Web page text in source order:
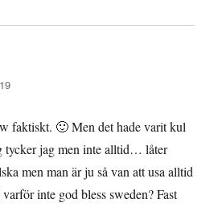
faktiskt. 🙂 Men det hade varit kul
tycker jag men inte alltid… låter
men man är ju så van att usa alltid
varför inte god bless sweden? Fast